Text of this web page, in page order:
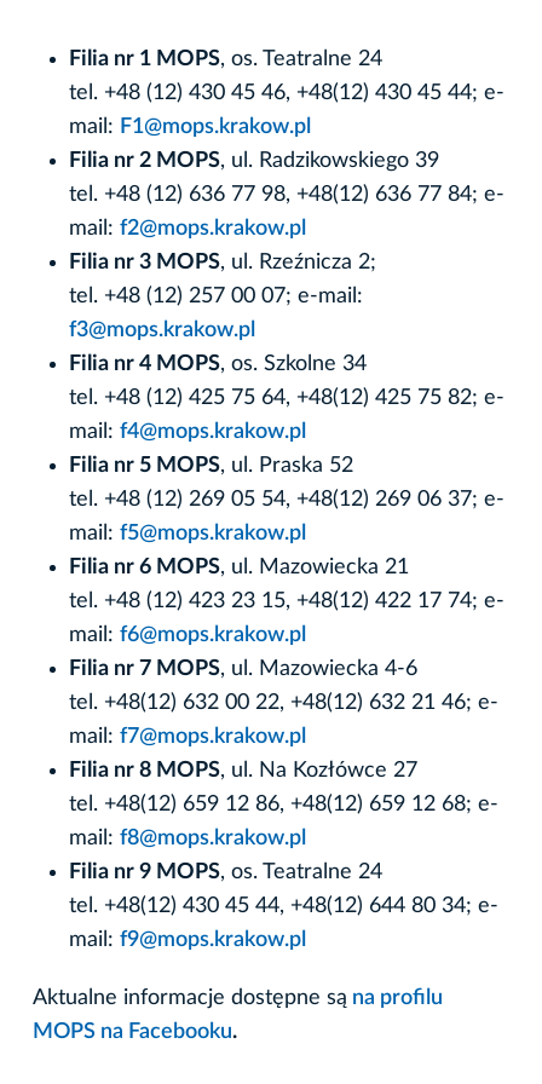
Filia nr 1 MOPS, os. Teatralne 24
tel. +48 (12) 430 45 46, +48(12) 430 45 44; e-
mail: F1@mops.krakow.pl
Filia nr 2 MOPS, ul. Radzikowskiego 39
tel. +48 (12) 636 77 98, +48(12) 636 77 84; e-
mail: f2@mops.krakow.pl
Filia nr 3 MOPS, ul. Rzeźnicza 2;
tel. +48 (12) 257 00 07; e-mail:
f3@mops.krakow.pl
Filia nr 4 MOPS, os. Szkolne 34
tel. +48 (12) 425 75 64, +48(12) 425 75 82; e-
mail: f4@mops.krakow.pl
Filia nr 5 MOPS, ul. Praska 52
tel. +48 (12) 269 05 54, +48(12) 269 06 37; e-
mail: f5@mops.krakow.pl
Filia nr 6 MOPS, ul. Mazowiecka 21
tel. +48 (12) 423 23 15, +48(12) 422 17 74; e-
mail: f6@mops.krakow.pl
Filia nr 7 MOPS, ul. Mazowiecka 4-6
tel. +48(12) 632 00 22, +48(12) 632 21 46; e-
mail: f7@mops.krakow.pl
Filia nr 8 MOPS, ul. Na Kozłówce 27
tel. +48(12) 659 12 86, +48(12) 659 12 68; e-
mail: f8@mops.krakow.pl
Filia nr 9 MOPS, os. Teatralne 24
tel. +48(12) 430 45 44, +48(12) 644 80 34; e-
mail: f9@mops.krakow.pl
Aktualne informacje dostępne są na profilu
MOPS na Facebooku.